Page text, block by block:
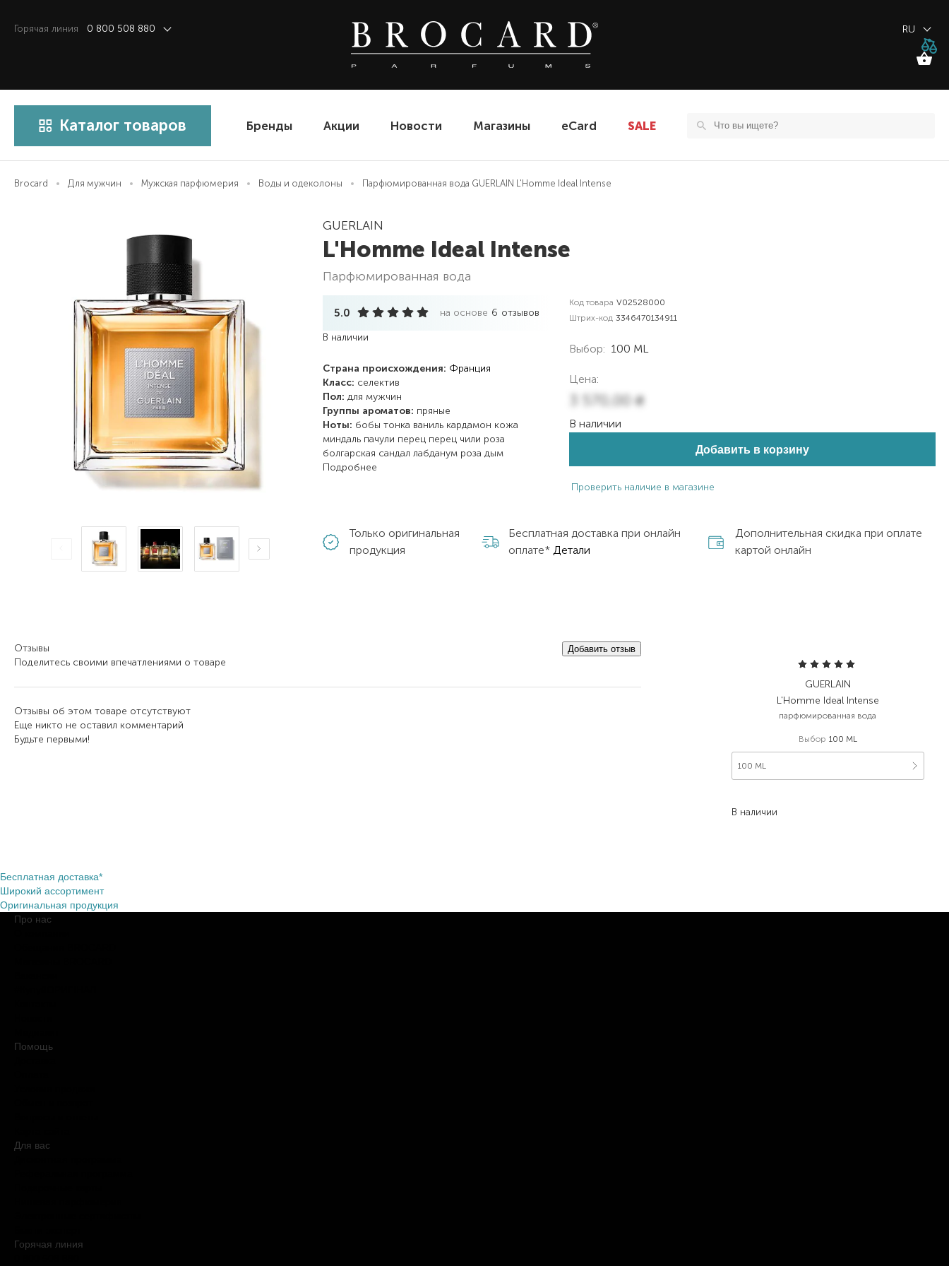
Горячая линия 0 800 508 880 RU
Каталог товаров Бренды Акции Новости Магазины eCard SALE
Brocard Для мужчин Мужская парфюмерия Воды и одеколоны Парфюмированная вода GUERLAIN L'Homme Ideal Intense
GUERLAIN
L'Homme Ideal Intense
парфюмированная вода
5.0 на основе 6 отзывов
В наличии
Страна происхождения: Франция
Класс: селектив
Пол: для мужчин
Группы ароматов: пряные
Ноты: бобы тонка ваниль кардамон кожа
миндаль пачули перец перец чили роза
болгарская сандаллабданум розадым
Подробнее
Код товара V02528000
Штрих-код 3346470134911
Выбор: 100 ML
Цена:
3 570,00₴
В наличии
Добавить в корзину
Проверить наличие в магазине
Только оригинальная
продукция
Бесплатная доставка при онлайн
оплате* Детали
Дополнительная скидка при оплате
картой онлайн
Отзывы
Поделитесь своими впечатлениями о товаре
Добавить отзыв
Отзывы об этом товаре отсутствуют
Еще никто не оставил комментарий
Будьте первыми!
GUERLAIN
L'Homme Ideal Intense
парфюмированная вода
Выбор 100 ML
100 ML
В наличии
Бесплатная доставка*
Широкий ассортимент
Оригинальная продукция
Про нас
Помощь
Для вас
Горячая линия